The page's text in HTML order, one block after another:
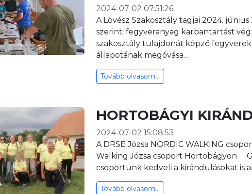
2024-07-02 07:51:26
A Lövész Szakosztály tagjai 2024.
szerinti fegyveranyag karbantartást
szakosztály tulajdonát képző fegyverek
állapotának megóvása…
Tovább olvasom...
HORTOBÁGYI
2024-07-02 15:08:53
A DRSE Józsa NORDIC WALKING
Walking Józsa csoport Hortobágyon
csoportunk kedveli a kirándulásokat is
Tovább olvasom...